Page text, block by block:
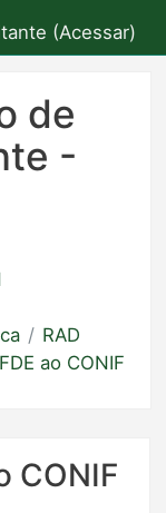
(Acessar)
de
-
RAD
ao CONIF
CONIF